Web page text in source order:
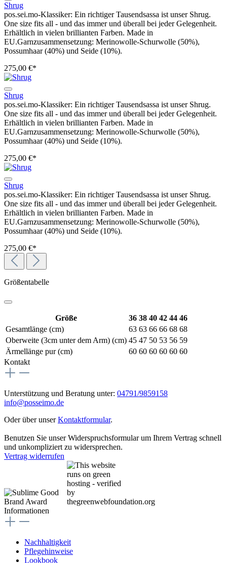
Shrug
pos.sei.mo-Klassiker: Ein richtiger Tausendsassa ist unser Shrug.
One size fits all - und das immer und überall bei jeder Gelegenheit.
Erhältlich in vielen brillianten Farben. Made in
EU.Garnzusammensetzung: Merinowolle-Schurwolle (50%),
Possumhaar (40%) und Seide (10%).
275,00 €*
Shrug
pos.sei.mo-Klassiker: Ein richtiger Tausendsassa ist unser Shrug.
One size fits all - und das immer und überall bei jeder Gelegenheit.
Erhältlich in vielen brillianten Farben. Made in
EU.Garnzusammensetzung: Merinowolle-Schurwolle (50%),
Possumhaar (40%) und Seide (10%).
275,00 €*
Shrug
pos.sei.mo-Klassiker: Ein richtiger Tausendsassa ist unser Shrug.
One size fits all - und das immer und überall bei jeder Gelegenheit.
Erhältlich in vielen brillianten Farben. Made in
EU.Garnzusammensetzung: Merinowolle-Schurwolle (50%),
Possumhaar (40%) und Seide (10%).
275,00 €*
Größentabelle
Größe 36 38 40 42 44 46
Gesamtlänge (cm)
63 63 66 66 68 68
Oberweite (3cm unter dem Arm) (cm) 45 47 50 53 56 59
Ärmellänge pur (cm)
60 60 60 60 60 60
Kontakt
Unterstützung und Beratung unter: 04791/9859158
info@posseimo.de
Oder über unserKontaktformular.
Benutzen Sie unser Widerspruchsformular um Ihrem Vertrag schnell
und unkompliziert zu widersprechen.
Vertrag widerrufen
Informationen
Nachhaltigkeit
Pflegehinweise
Lookbook